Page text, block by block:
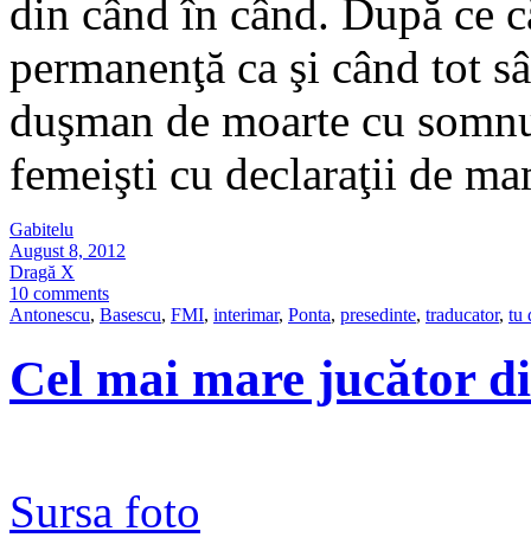
din când în când. După ce
permanenţă ca şi când tot
duşman de moarte cu
femeişti cu declaraţii de
Gabitelu
August 8, 2012
Dragă X
10 comments
Antonescu, Basescu, FMI, interimar, Ponta, presedinte, traducator, tu
Cel mai mare jucător
Sursa foto